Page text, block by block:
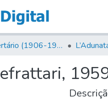
Canto Libertário (1906-1995)